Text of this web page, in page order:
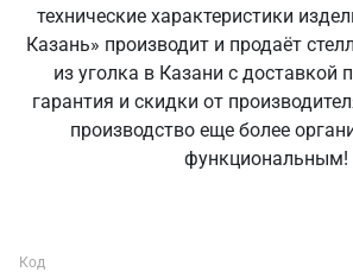
технические характеристики
Казань» производит и продаёт
из уголка в Казани с доставкой
гарантия и скидки от
производство еще более
функциональным!
Код